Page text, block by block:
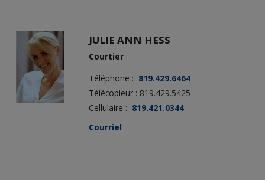
JULIE ANN HESS
Courtier
Téléphone : 819.429.6464
Télécopieur : 819.429.5425
Cellulaire : 819.421.0344
Courriel